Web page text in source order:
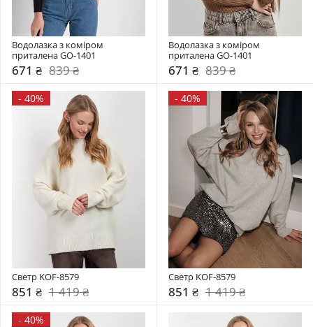
Водолазка з коміром
приталена GO-1401
671 ₴ 839 ₴
Водолазка з коміром
приталена GO-1401
671 ₴ 839 ₴
- 40%
Светр KOF-8579
851 ₴ 1 419 ₴
- 40%
Светр KOF-8579
851 ₴ 1 419 ₴
- 40%